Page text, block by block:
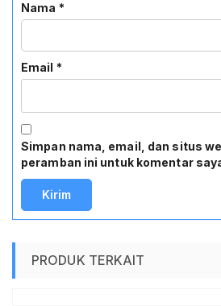
Nama *
Email *
Simpan nama, email, dan situs
peramban ini untuk komentar
PRODUK TERKAIT